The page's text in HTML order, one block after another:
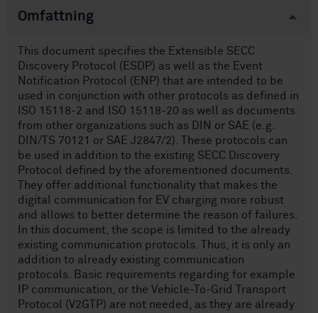
Omfattning
This document specifies the Extensible SECC
Discovery Protocol (ESDP) as well as the Event
Notification Protocol (ENP) that are intended to be
used in conjunction with other protocols as defined in
ISO 15118-2 and ISO 15118-20 as well as documents
from other organizations such as DIN or SAE (e.g.
DIN/TS 70121 or SAE J2847/2). These protocols can
be used in addition to the existing SECC Discovery
Protocol defined by the aforementioned documents.
They offer additional functionality that makes the
digital communication for EV charging more robust
and allows to better determine the reason of failures.
In this document, the scope is limited to the already
existing communication protocols. Thus, it is only an
addition to already existing communication
protocols. Basic requirements regarding for example
IP communication, or the Vehicle-To-Grid Transport
Protocol (V2GTP) are not needed, as they are already